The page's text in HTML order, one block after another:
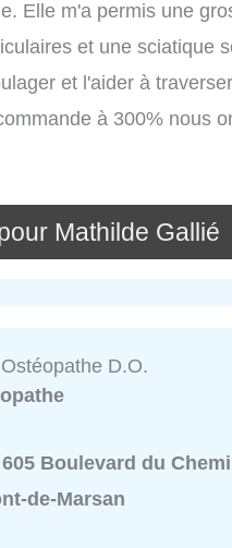
Elle m'a permis une
et une sciatique
et l'aider à
à 300% nous
Mathilde Gallié
D.O.
605 Boulevard du
de-Marsan